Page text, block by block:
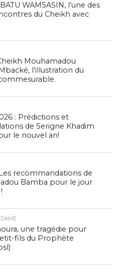
WAMSASIN, l’une des
du Cheikh avec
Mouhamadou
l’illustration du
: Prédictions et
de Serigne Khadim
le nouvel an!
Les recommandations de
Bamba pour le jour
une tragédie pour
fils du Prophète